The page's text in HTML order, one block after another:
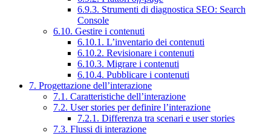
6.9.3. Strumenti di diagnostica SEO: Search
Console
6.10. Gestire i contenuti
6.10.1. L’inventario dei contenuti
6.10.2. Revisionare i contenuti
6.10.3. Migrare i contenuti
6.10.4. Pubblicare i contenuti
7. Progettazione dell’interazione
7.1. Caratteristiche dell’interazione
7.2. User stories per definire l’interazione
7.2.1. Differenza tra scenari e user stories
7.3. Flussi di interazione